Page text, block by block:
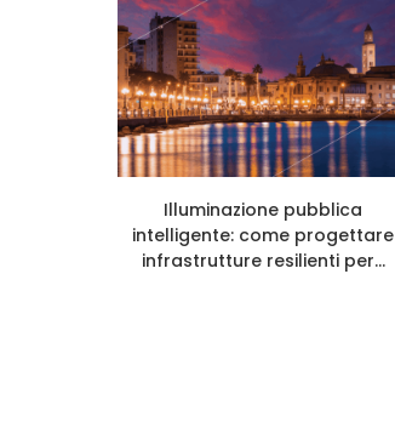
Illuminazione pubblica
intelligente: come progettare
infrastrutture resilienti per...